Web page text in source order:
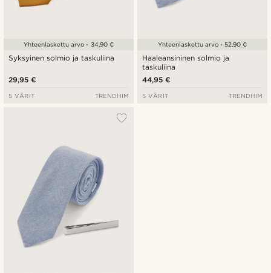
Syksyinen solmio ja taskuliina
29,95 €
Yhteenlaskettu arvo - 34,90 €
5 VÄRIT TRENDHIM
Haaleansininen solmio ja
taskuliina
44,95 €
Yhteenlaskettu arvo - 52,90 €
5 VÄRIT TRENDHIM